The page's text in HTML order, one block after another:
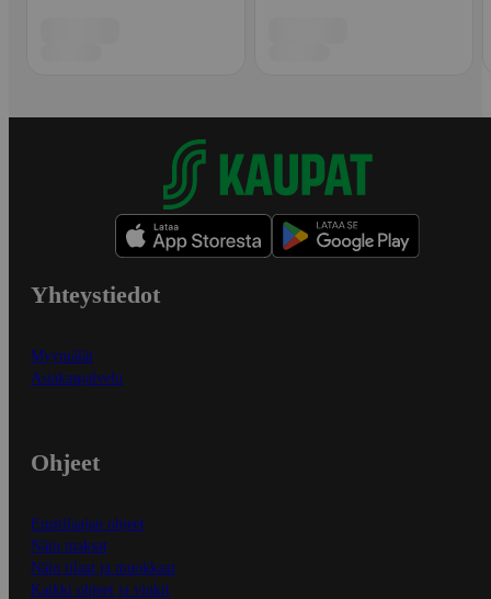
Yhteystiedot
Myymälät
Asiakaspalvelu
Ohjeet
Ensitilaajan ohjeet
Näin maksat
Näin tilaat ja muokkaat
Kaikki ohjeet ja vinkit